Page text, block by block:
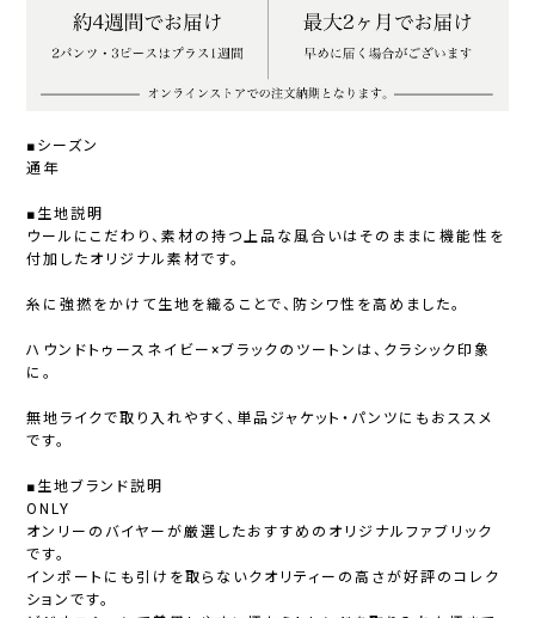
■シーズン
通年
■生地説明
ウールにこだわり、素材の持つ上品な風合いはそのままに機能性を
付加したオリジナル素材です。
糸に強撚をかけて生地を織ることで、防シワ性を高めました。
ハウンドトゥースネイビー×ブラックのツートンは、クラシック印象
に。
無地ライクで取り入れやすく、単品ジャケット・パンツにもおススメ
です。
■生地ブランド説明
ONLY
オンリーのバイヤーが厳選したおすすめのオリジナルファブリック
です。
インポートにも引けを取らないクオリティーの高さが好評のコレク
ションです。